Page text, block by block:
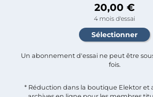
20,00 €
4 mois d'essai
Un abonnement d'essai ne peut être
fois.​
* Réduction dans la boutique Elektor et